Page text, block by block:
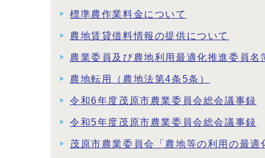
標準農作業料金について
農地賃貸借料情報の提供について
農業委員及び農地利用最適化推進委員名
農地転用（農地法第4条5条）
令和6年度茂原市農業委員会総会議事録
令和5年度茂原市農業委員会総会議事録
茂原市農業委員会「農地等の利用の最適